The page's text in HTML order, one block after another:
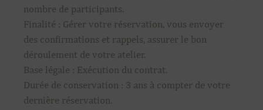
nombre de participants.
Finalité : Gérer votre réservation, vous envoyer
des confirmations et rappels, assurer le bon
déroulement de votre atelier.
Base légale : Exécution du contrat.
Durée de conservation : 3 ans à compter de votre
dernière réservation.